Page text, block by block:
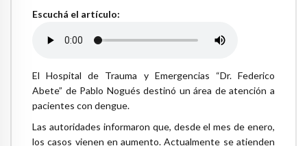
Escuchá el artículo:
El Hospital de Trauma y Emergencias “Dr. Federico
Abete” de Pablo Nogués destinó un área de atención a
pacientes con dengue.
Las autoridades informaron que, desde el mes de enero,
los casos vienen en aumento. Actualmente se atienden